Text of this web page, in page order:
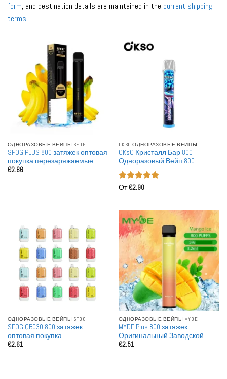
form, and destination details are maintained in the current shipping
terms.
ОДНОРАЗОВЫЕ ВЕЙПЫ SFOG
SFOG PLUS 800 затяжек оптовая
покупка перезаряжаемые
одноразовые вейпы оптом
€2.66
OKSO ОДНОРАЗОВЫЕ ВЕЙПЫ
OKsO Кристалл Бар 800
Одноразовый Вейп 800
Затяжек Сетчатый Катушка
Вейп Оптовая Розничная
Торговля для Европейского
Оценка
От€2.90
ОДНОРАЗОВЫЕ ВЕЙПЫ SFOG
SFOG QB030 800 затяжек
оптовая покупка
перезаряжаемые
€2.61
ОДНОРАЗОВЫЕ ВЕЙПЫ MYDE
MYDE Plus 800 затяжек
Оригинальный Заводской
Оптовый Одноразовый Вейп
€2.51